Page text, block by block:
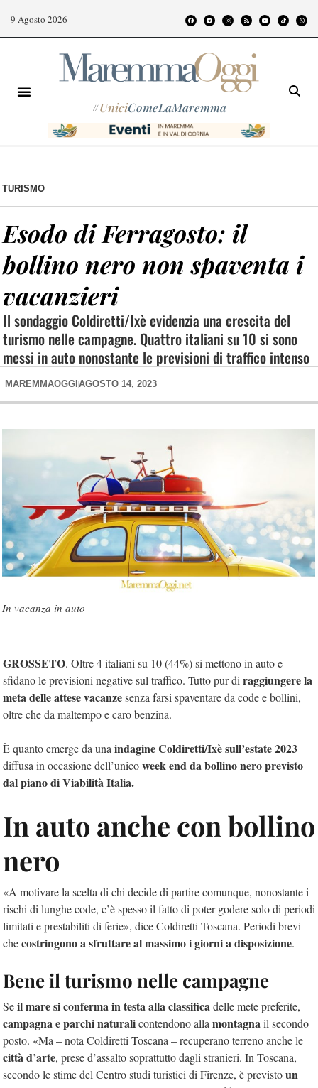
9 Agosto 2026
#UniciComeLaMaremma
TURISMO
Esodo di Ferragosto: il
bollino nero non spaventa i
vacanzieri
Il sondaggio Coldiretti/Ixè evidenzia una crescita del
turismo nelle campagne. Quattro italiani su 10 si sono
messi in auto nonostante le previsioni di traffico intenso
MAREMMAOGGI AGOSTO 14, 2023
In vacanza in auto
GROSSETO. Oltre 4 italiani su 10 (44%) si mettono in auto e
sfidano le previsioni negative sul traffico. Tutto pur di raggiungere la
meta delle attese vacanzesenza farsi spaventare da code e bollini,
oltre che da maltempo e caro benzina.
È quanto emerge da una indagine Coldiretti/Ixè sull’estate 2023
diffusa in occasione dell’unicoweek end da bollino nero previsto
dal piano di Viabilità Italia.
In auto anche con bollino
nero
«A motivare la scelta di chi decide di partire comunque, nonostante i
rischi di lunghe code, c’è spesso il fatto di poter godere solo di periodi
limitati e prestabiliti di ferie», dice Coldiretti Toscana. Periodi brevi
checostringono a sfruttare al massimo i giorni a disposizione.
Bene il turismo nelle campagne
Seil mare si conferma in testa alla classificadelle mete preferite,
campagna e parchi naturalicontendono alla montagnail secondo
posto. «Ma – nota Coldiretti Toscana – recuperano terreno anche le
città d’arte, prese d’assalto soprattutto dagli stranieri. In Toscana,
secondo le stime del Centro studi turistici di Firenze, è previstoun